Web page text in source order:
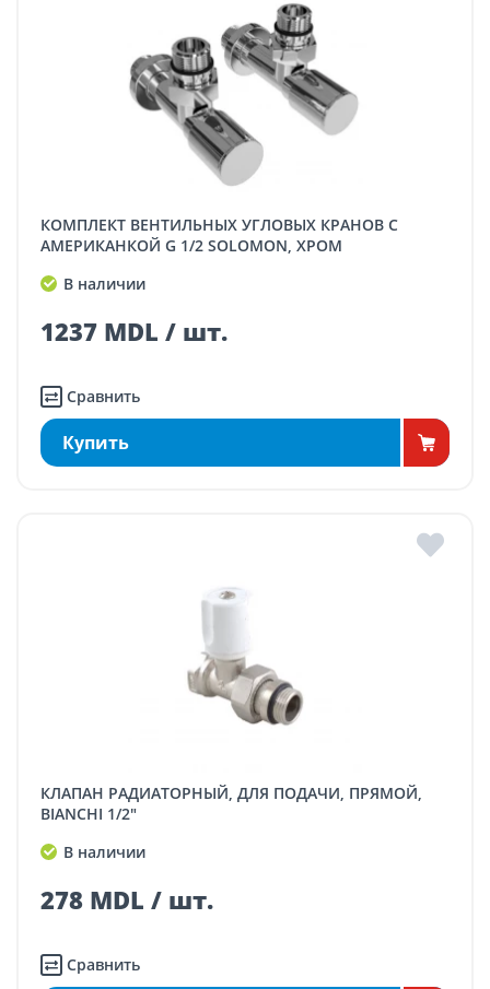
КОМПЛЕКТ ВЕНТИЛЬНЫХ УГЛОВЫХ КРАНОВ С
АМЕРИКАНКОЙ G 1/2 SOLOMON, ХРОМ
В наличии
1237 MDL / шт.
Сравнить
Купить
КЛАПАН РАДИАТОРНЫЙ, ДЛЯ ПОДАЧИ, ПРЯМОЙ,
BIANCHI 1/2"
В наличии
278 MDL / шт.
Сравнить